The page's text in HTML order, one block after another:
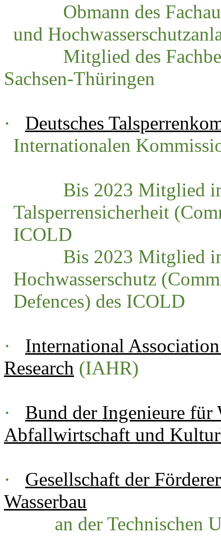
Obmann des
und
Mitglied des
Sachsen-Thüringen
·
Deutsches
Internationalen
Bis 2023 Mitglied im
Talsperrensicherheit
ICOLD
Bis 2023 Mitglied im
Hochwasserschutz
Defences) des ICOLD
·
International
Research (IAHR)
·
Bund der Ingenieure für
Abfallwirtschaft und
·
Gesellschaft der
Wasserbau
an der Technischen